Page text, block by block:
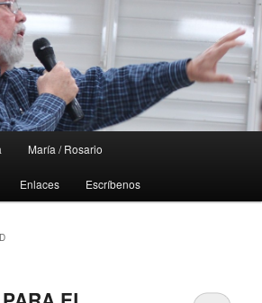
María / Rosario
Enlaces Escríbenos